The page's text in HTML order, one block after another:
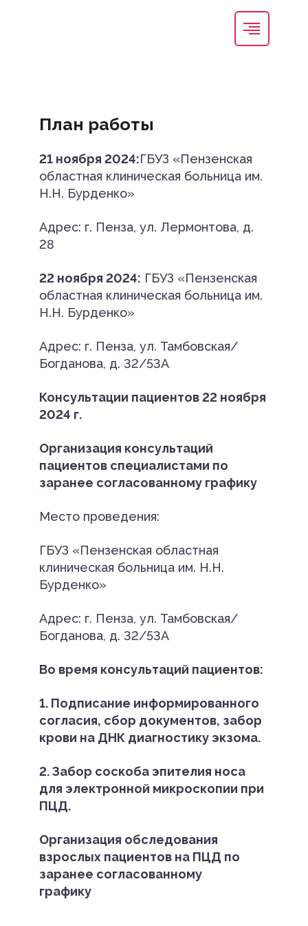
План работы
21 ноября 2024:ГБУЗ «Пензенская
областная клиническая больница им.
Н.Н. Бурденко»
Адрес: г. Пенза, ул. Лермонтова, д.
28
22 ноября 2024: ГБУЗ «Пензенская
областная клиническая больница им.
Н.Н. Бурденко»
Адрес: г. Пенза, ул. Тамбовская/
Богданова, д. 32/53А
Консультации пациентов 22 ноября
2024 г.
Организация консультаций
пациентов специалистами по
заранее согласованному графику
Место проведения:
ГБУЗ «Пензенская областная
клиническая больница им. Н.Н.
Бурденко»
Адрес: г. Пенза, ул. Тамбовская/
Богданова, д. 32/53А
Во время консультаций пациентов:
1. Подписание информированного
согласия, сбор документов, забор
крови на ДНК диагностику экзома.
2. Забор соскоба эпителия носа
для электронной микроскопии при
ПЦД.
Организация обследования
взрослых пациентов на ПЦД по
заранее согласованному
графику